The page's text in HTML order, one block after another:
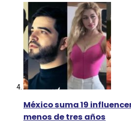
México suma 19
menos de tres años